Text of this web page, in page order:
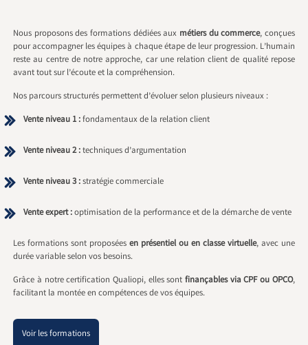
Nous proposons des formations dédiées aux métiers du commerce, conçues
pour accompagner les équipes à chaque étape de leur progression. L’humain
reste au centre de notre approche, car une relation client de qualité repose
avant tout sur l’écoute et la compréhension.
Nos parcours structurés permettent d’évoluer selon plusieurs niveaux :
Vente niveau 1 :fondamentaux de la relation client
Vente niveau 2 :techniques d’argumentation
Vente niveau 3 :stratégie commerciale
Vente expert :optimisation de la performance et de la démarche de vente
Les formations sont proposéesen présentiel ou en classe virtuelle, avec une
durée variable selon vos besoins.
Grâce à notre certification Qualiopi, elles sontfinançables via CPF ou OPCO,
facilitant la montée en compétences de vos équipes.
Voir les formations